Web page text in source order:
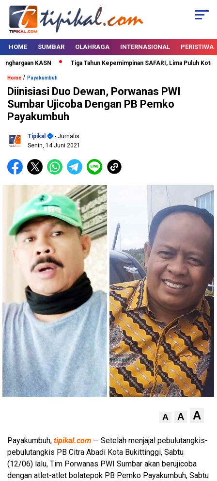
HOME SUMBAR OLAHRAGA INTERNASIONAL PERISTIWA
KASN Tiga Tahun Kepemimpinan SAFARI, Lima Puluh Kota
Home / Payakumbuh
Diinisiasi Duo Dewan, Porwanas PWI
Sumbar Ujicoba Dengan PB Pemko
Payakumbuh
Tipikal
- Jurnalis
Senin, 14 Juni 2021
A A A
Payakumbuh, tipikal.com — Setelah menjajal pebulutangkis-
pebulutangkis PB Citra Abadi Kota Bukittinggi, Sabtu
(12/06) lalu, Tim Porwanas PWI Sumbar akan berujicoba
dengan atlet-atlet bolatepok PB Pemko Payakumbuh, Sabtu